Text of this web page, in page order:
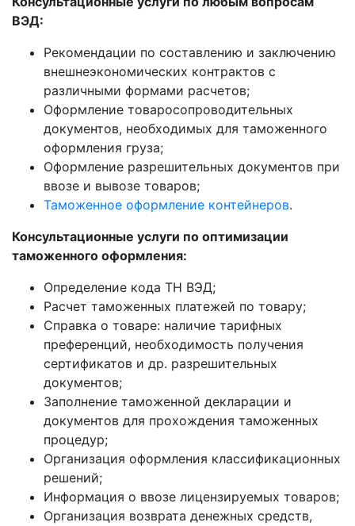
ВЭД:
Рекомендации по составлению и заключению
внешнеэкономических контрактов с
различными формами расчетов;
Оформление товаросопроводительных
документов, необходимых для таможенного
оформления груза;
Оформление разрешительных документов при
ввозе и вывозе товаров;
Таможенное оформление контейнеров.
Консультационные услуги по оптимизации
таможенного оформления:
Определение кода ТН ВЭД;
Расчет таможенных платежей по товару;
Справка о товаре: наличие тарифных
преференций, необходимость получения
сертификатов и др. разрешительных
документов;
Заполнение таможенной декларации и
документов для прохождения таможенных
процедур;
Организация оформления классификационных
решений;
Информация о ввозе лицензируемых товаров;
Организация возврата денежных средств,